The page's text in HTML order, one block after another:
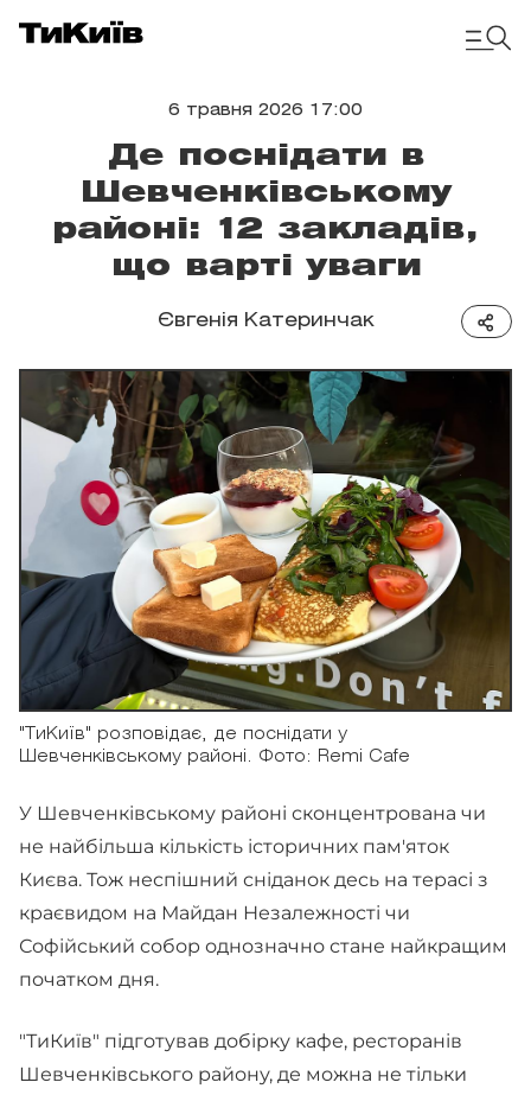
6 травня 2026 17:00
Де поснідати в
Шевченківському
районі: 12 закладів,
що варті уваги
Євгенія Катеринчак
"ТиКиїв" розповідає, де поснідати у
Шевченківському районі. Фото: Remi Cafe
У Шевченківському районі сконцентрована чи
не найбільша кількість історичних пам'яток
Києва. Тож неспішний сніданок десь на терасі з
краєвидом на Майдан Незалежності чи
Софійський собор однозначно стане найкращим
початком дня.
"ТиКиїв" підготував добірку кафе, ресторанів
Шевченківського району, де можна не тільки